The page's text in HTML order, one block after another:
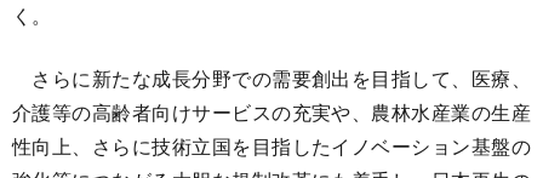
く。
さらに新たな成長分野での需要創出を目指して、医療、
介護等の高齢者向けサービスの充実や、農林水産業の生産
性向上、さらに技術立国を目指したイノベーション基盤の